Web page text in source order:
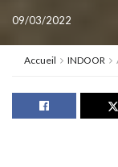
09/03/2022
Accueil INDOOR